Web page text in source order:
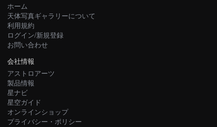
ホーム
天体写真ギャラリーについて
利用規約
ログイン/新規登録
お問い合わせ
会社情報
アストロアーツ
製品情報
星ナビ
星空ガイド
オンラインショップ
プライバシー・ポリシー